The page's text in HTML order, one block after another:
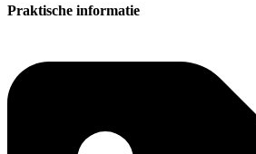
Praktische informatie